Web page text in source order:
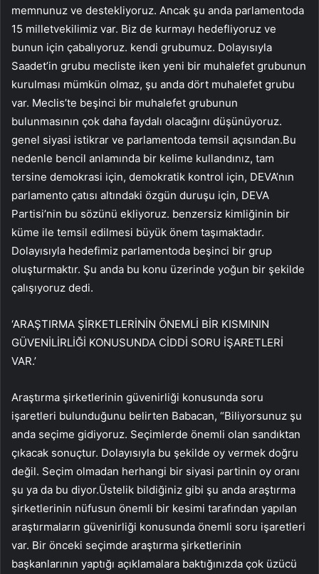
memnunuz ve destekliyoruz. Ancak şu anda parlamentoda
15 milletvekilimiz var. Biz de kurmayı hedefliyoruz ve
bunun için çabalıyoruz. kendi grubumuz. Dolayısıyla
Saadet’in grubu mecliste iken yeni bir muhalefet grubunun
kurulması mümkün olmaz, şu anda dört muhalefet grubu
var. Meclis’te beşinci bir muhalefet grubunun
bulunmasının çok daha faydalı olacağını düşünüyoruz.
genel siyasi istikrar ve parlamentoda temsil açısından.Bu
nedenle bencil anlamında bir kelime kullandınız, tam
tersine demokrasi için, demokratik kontrol için, DEVA’nın
parlamento çatısı altındaki özgün duruşu için, DEVA
Partisi’nin bu sözünü ekliyoruz. benzersiz kimliğinin bir
küme ile temsil edilmesi büyük önem taşımaktadır.
Dolayısıyla hedefimiz parlamentoda beşinci bir grup
oluşturmaktır. Şu anda bu konu üzerinde yoğun bir şekilde
çalışıyoruz dedi.
‘ARAŞTIRMA ŞİRKETLERİNİN ÖNEMLİ BİR KISMININ
GÜVENİLİRLİĞİ KONUSUNDA CİDDİ SORU İŞARETLERİ
VAR.’
Araştırma şirketlerinin güvenirliği konusunda soru
işaretleri bulunduğunu belirten Babacan, “Biliyorsunuz şu
anda seçime gidiyoruz. Seçimlerde önemli olan sandıktan
çıkacak sonuçtur. Dolayısıyla bu şekilde oy vermek doğru
değil. Seçim olmadan herhangi bir siyasi partinin oy oranı
şu ya da bu diyor.Üstelik bildiğiniz gibi şu anda araştırma
şirketlerinin nüfusun önemli bir kesimi tarafından yapılan
araştırmaların güvenirliği konusunda önemli soru işaretleri
var. Bir önceki seçimde araştırma şirketlerinin
başkanlarının yaptığı açıklamalara baktığınızda çok üzücü